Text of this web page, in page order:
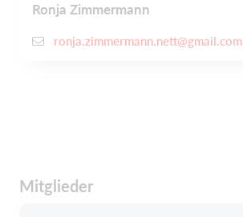
Ronja Zimmermann
ronja.zimmermann.nett@gmail.com
Mitglieder